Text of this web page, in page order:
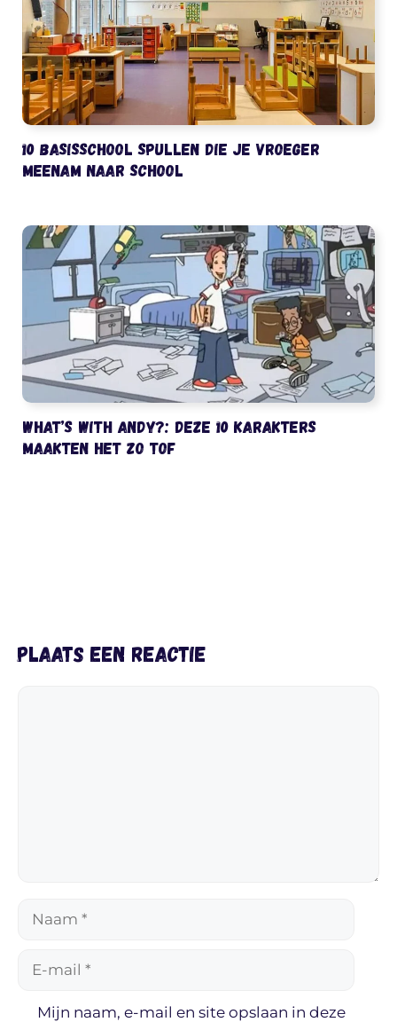
10 basisschool spullen die je vroeger
meenam naar school
What’s with Andy?: deze 10 karakters
maakten het zo tof
Plaats een reactie
Naam
Mijn naam, e-mail en site opslaan in deze